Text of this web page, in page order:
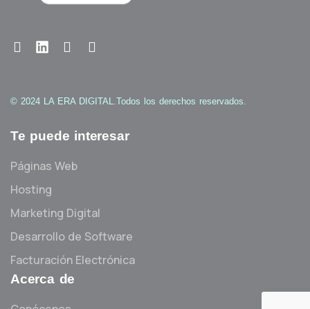
© 2024 LA ERA DIGITAL.Todos los derechos reservados.
Te puede interesar
Páginas Web
Hosting
Marketing Digital
Desarrollo de Software
Facturación Electrónica
Acerca de